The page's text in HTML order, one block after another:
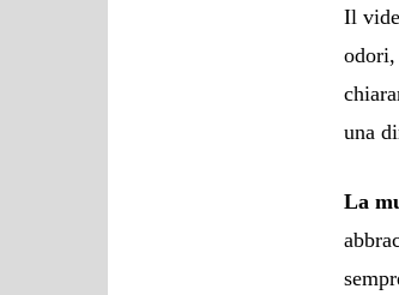
Il
odori,
una
La